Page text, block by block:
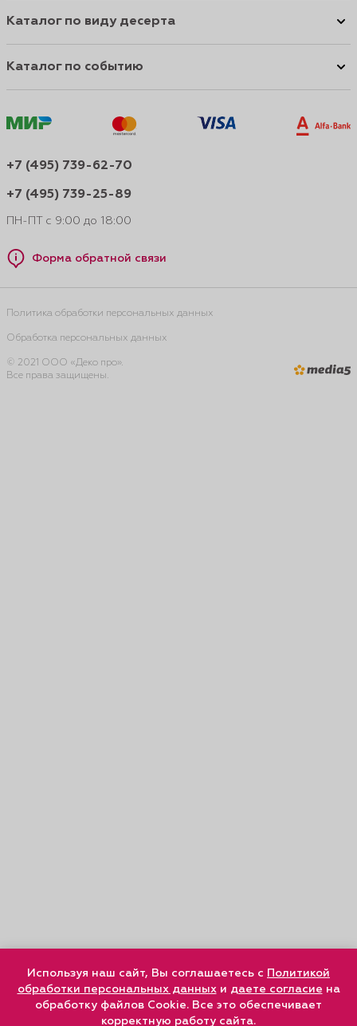
Каталог по виду десерта
Каталог по событию
+7 (495) 739-62-70
+7 (495) 739-25-89
ПН-ПТ с 9:00 до 18:00
Форма обратной связи
Политика обработки персональных данных
Обработка персональных данных
© 2021 ООО «Деко про».
Все права защищены.
Используя наш сайт, Вы соглашаетесь с Политикой
обработки персональных данныхи даете согласие на
обработку файлов Cookie. Все это обеспечивает
корректную работу сайта.